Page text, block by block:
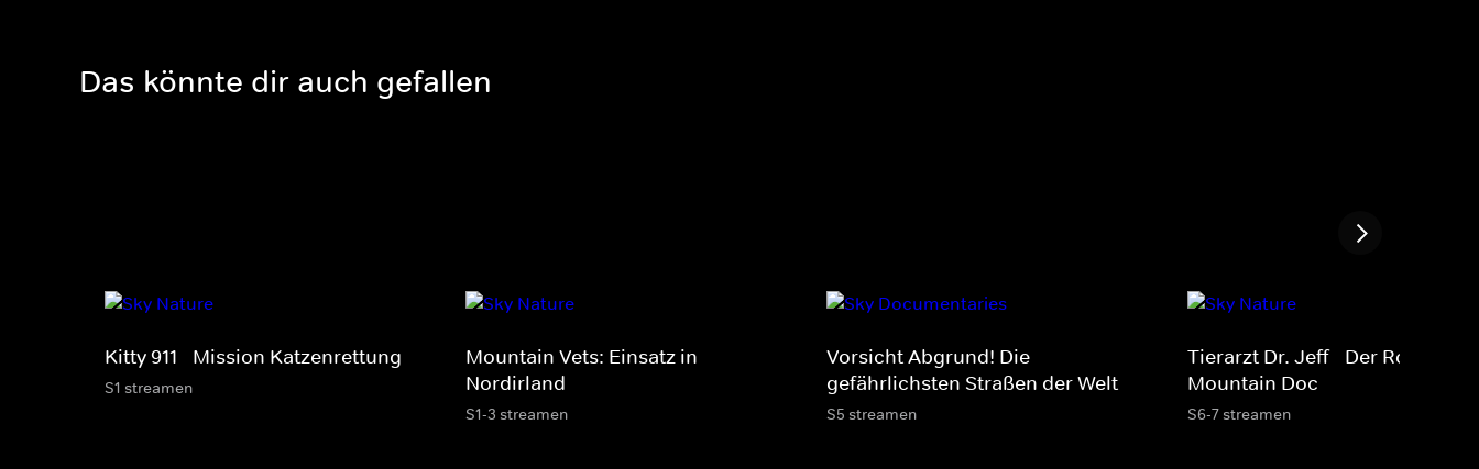
Das könnte dir auch gefallen
Kitty 911 - Mission Katzenrettung
S1 streamen
Mountain Vets: Einsatz in
Nordirland
S1-3 streamen
Vorsicht Abgrund! Die
gefährlichsten Straßen der Welt
S5 streamen
Tierarzt Dr. Jeff - Der Rocky
Mountain Doc
S6-7 streamen